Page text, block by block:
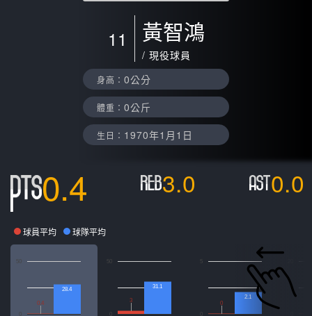
11 黃智鴻
/ 現役球員
身高： 0公分
體重： 0公斤
生日： 1970年1月1日
0.4 3.0 0.0
球員平均 球隊平均
50
0.4
28.4
50
3
31.1
5
0
2.1